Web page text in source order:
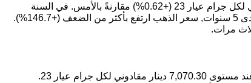
اليوم، ارتفع سعر الذهب بمقدار 43.25 دينار مقادوني لكل جرام عيار 23 (+0.62%) مقارنةً بالأمس. في السنة
الماضية, سعر الذهب ارتفع بمقدار 27.21%. على مدى 5 سنوات, سعر الذهب ارتفع بأكثر من الضعف (+146.7%).
مرات.